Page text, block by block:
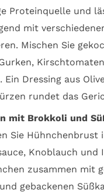
Proteinquelle und
mit
Mischen Sie
Ein Dressing aus
rundet das
mit Brokkoli und
Sie Hühnchenbrust
Knoblauch und
zusammen mit
gebackenen